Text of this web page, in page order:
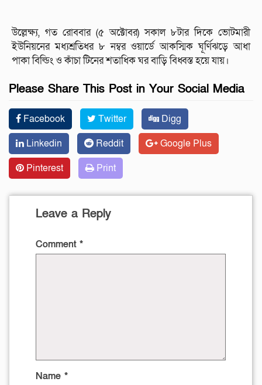
উল্লেক্ষ্য, গত রোববার (৫ অক্টোবর) সকাল ৮টার দিকে ভোটমারী
ইউনিয়নের মধ্যশ্রতিধর ৮ নম্বর ওয়ার্ডে আকস্মিক ঘূর্ণিঝড়ে আধা
পাকা বিল্ডিং ও কাঁচা টিনের শতাধিক ঘর বাড়ি বিধ্বস্ত হয়ে যায়।
Please Share This Post in Your Social Media
Facebook Twitter
Digg
Linkedin
Reddit
Google Plus
Pinterest
Print
Leave a Reply
Comment *
Name *